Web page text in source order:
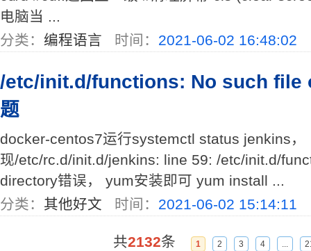
电脑当 ...
分类： 编程语言 时间： 2021-06-02 16:48:02
/etc/init.d/functions: No such file
题
docker-centos7运行systemctl status jenkins，
现/etc/rc.d/init.d/jenkins: line 59: /etc/init.d/
directory错误， yum安装即可 yum install ...
分类： 其他好文 时间： 2021-06-02 15:14:11
共2132条 1 2 3 4 ...